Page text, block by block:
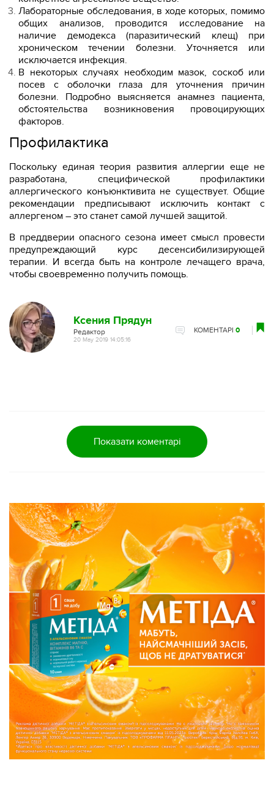
Лабораторные обследования, в ходе которых, помимо
общих анализов, проводится исследование на
наличие демодекса (паразитический клещ) при
хроническом течении болезни. Уточняется или
исключается инфекция.
В некоторых случаях необходим мазок, соскоб или
посев с оболочки глаза для уточнения причин
болезни. Подробно выясняется анамнез пациента,
обстоятельства возникновения провоцирующих
факторов.
Профилактика
Поскольку единая теория развития аллергии еще не
разработана, специфической профилактики
аллергического конъюнктивита не существует. Общие
рекомендации предписывают исключить контакт с
аллергеном – это станет самой лучшей защитой.
В преддверии опасного сезона имеет смысл провести
предупреждающий курс десенсибилизирующей
терапии. И всегда быть на контроле лечащего врача,
чтобы своевременно получить помощь.
Ксения Прядун
Редактор
20 May 2019 14:05:16
КОМЕНТАРІ 0
Показати коментарі